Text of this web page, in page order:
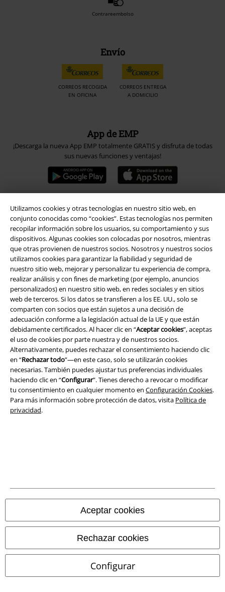
Utilizamos cookies y otras tecnologías en nuestro sitio web, en
conjunto conocidas como “cookies”. Estas tecnologías nos permiten
recopilar información sobre los usuarios, su comportamiento y sus
dispositivos. Algunas cookies son colocadas por nosotros, mientras
que otras provienen de nuestros socios. Nosotros y nuestros socios
utilizamos cookies para garantizar la fiabilidad y seguridad de
nuestro sitio web, mejorar y personalizar tu experiencia de compra,
realizar análisis y con fines de marketing (por ejemplo, anuncios
personalizados) en nuestro sitio web, en redes sociales y en sitios
web de terceros. Si los datos se transfieren a los EE. UU., solo se
comparten con socios que están sujetos a una decisión de
adecuación conforme a la legislación actual de la UE y que están
debidamente certificados. Al hacer clic en “Aceptar cookies”, aceptas
el uso de cookies por parte nuestra y de nuestros socios.
Alternativamente, puedes rechazar el consentimiento haciendo clic
en “Rechazar todo”—en este caso, solo se utilizarán cookies
necesarias. También puedes ajustar tus preferencias individuales
haciendo clic en “Configurar”. Tienes derecho a revocar o modificar
tu consentimiento en cualquier momento en Configuración Cookies.
Para más información sobre protección de datos, visita Política de
privacidad.
Aceptar cookies
Rechazar cookies
Configurar
Contrareembolso
Envío
CORREOS RECOGIDA
EN OFICINA
CORREOS ENTREGA
A DOMICILIO
App de EMP
¡Descarga la nueva App EMP totalmente GRATIS y disfruta de todas
sus nuevas funciones y ventajas!
A Warner Music Group Company
Seguridad
Ley protección de datos
Eliminación de residuos y protección del medioambiente
Información sobre accesibilidad